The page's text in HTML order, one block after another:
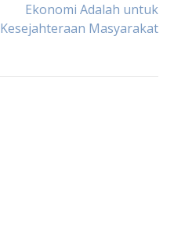
Ekonomi Adalah untuk
Kesejahteraan Masyarakat